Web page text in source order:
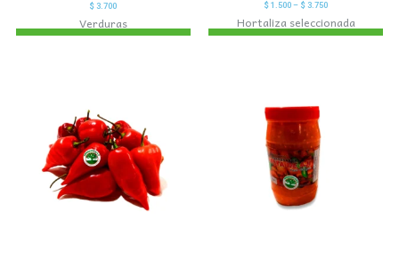
$ 3.700
Verduras
$ 1.500 – $ 3.750
Hortaliza seleccionada